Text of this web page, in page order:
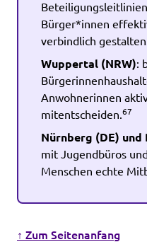
Bürger*innen
verbindlich
Wuppertal (NRW):
Anwohnerinnen
mitentscheiden.67
Nürnberg (DE) und
mit Jugendbüros
Menschen echte
↑ Zum Seitenanfang